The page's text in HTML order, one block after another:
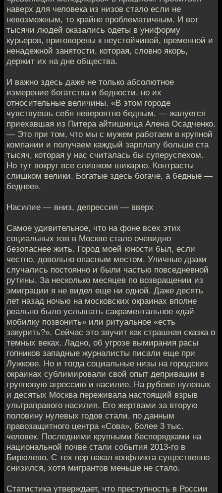
наверх для человека из низов стало если не
невозможным, то крайне проблематичным. И вот
тысячи людей оказались одеты в униформу
курьеров, приговорены к неустойчивой, временной и
ненадежной занятости, которая, словно якорь,
держит их на дне общества.
И важно здесь даже не только абсолютное
измерение богатства и бедности, но их
относительные величины. «В этом городе
чувствуешь себя невероятно бедным, — жалуется
приехавшая из Питера айтишница Алена Осадченко.
— Это при том, что мы с мужем работаем в крупной
компании и получаем каждый зарплату больше ста
тысяч, которая у нас считалась бы суперуспехом.
Но тут вокруг все слишком шикарно. Контрасты
слишком велики. Богатые здесь богаче, а бедные —
беднее».
Насилие — вниз, депрессия — вверх
Самое удивительное, что на фоне всех этих
социальных язв в Москве стало очевидно
безопаснее жить. Город моей юности был, если
честно, довольно опасным местом. Уличные драки
случались постоянно и были частью повседневной
рутины. За несколько месяцев по возвращении из
эмиграции я не видел еще ни одной. Даже десять
лет назад ночью на московских окраинах вполне
реально было услышать сакраментальное «дай
мобилку позвонить» или ритуальное «есть
закурить?». Сейчас это звучит как страшная сказка о
темных веках. Ладно, об угрозе вымирания расы
гопников западные журналисты писали еще при
Лужкове. Но и тогда социальные низы на городских
окраинах сублимировали свой опыт депривации в
групповую агрессию и насилие. На рубеже нулевых
и десятых Москва переживала настоящий взрыв
ультраправого насилия. Его жертвами за вторую
половину нулевых годов стали, по данным
правозащитного центра «Сова», более 3 тыс.
человек. Последними крупными беспорядками на
национальной почве стали события 2013-го в
Бирюлево. С тех пор накал конфликта существенно
снизился, хотя мигрантов меньше не стало.
Статистика утверждает, что преступность в России